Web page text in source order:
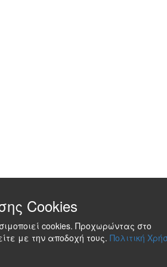
Cookies
cookies. Προχωρώντας στο
με την αποδοχή τους. Πολιτική